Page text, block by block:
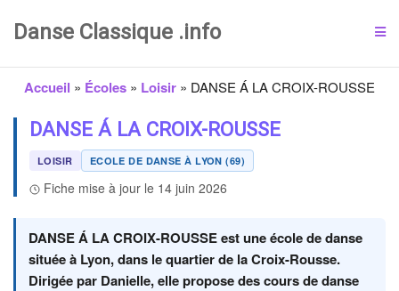
Danse Classique .info
Accueil » Écoles » Loisir » DANSE Á LA CROIX-ROUSSE
DANSE Á LA CROIX-ROUSSE
LOISIR ECOLE DE DANSE À LYON (69)
Fiche mise à jour le 14 juin 2026
DANSE Á LA CROIX-ROUSSE est une école de danse
située à Lyon, dans le quartier de la Croix-Rousse.
Dirigée par Danielle, elle propose des cours de danse